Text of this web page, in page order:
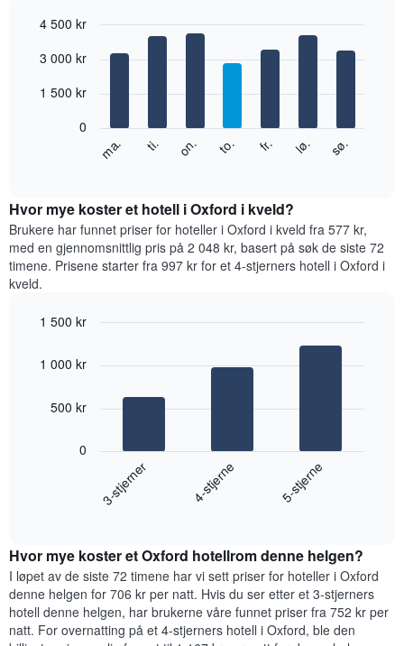
X-
viser
Diagrammets
et
rom
chart
bars.
Diagrammet
for
rom
for
hver
ukedag
akse
Diagrammets
gjennomsnittsprisen
graphic.
ma. ti. on. to. fr. lø. sø.
0
1 500 kr
3 000 kr
4 500 kr
Hvor mye koster et hotell i Oxford i kveld?
Brukere har funnet priser for hoteller i Oxford i kveld fra 577 kr,
med en gjennomsnittlig pris på 2 048 kr, basert på søk de siste 72
timene. Prisene starter fra 997 kr for et 4-stjerners hotell i Oxford i
kveld.
with
nedenfor
gjennomsnittsprisen
i
kveld,
basert
på
data
fra
3-stjerner 4-stjerne 5-stjerne
0
500 kr
1 000 kr
1 500 kr
Hvor mye koster et Oxford hotellrom denne helgen?
I løpet av de siste 72 timene har vi sett priser for hoteller i Oxford
denne helgen for 706 kr per natt. Hvis du ser etter et 3-stjerners
hotell denne helgen, har brukerne våre funnet priser fra 752 kr per
natt. For overnatting på et 4-stjerners hotell i Oxford, ble den